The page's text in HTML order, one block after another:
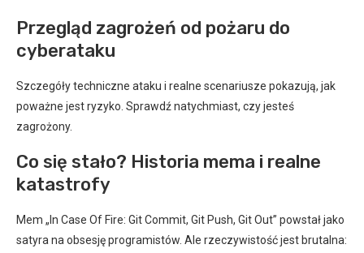
Przegląd zagrożeń od pożaru do
cyberataku
Szczegóły techniczne ataku i realne scenariusze pokazują, jak
poważne jest ryzyko. Sprawdź natychmiast, czy jesteś
zagrożony.
Co się stało? Historia mema i realne
katastrofy
Mem „In Case Of Fire: Git Commit, Git Push, Git Out” powstał jako
satyra na obsesję programistów. Ale rzeczywistość jest brutalna: